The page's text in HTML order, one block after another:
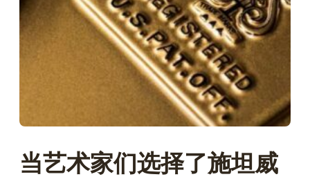
当艺术家们选择了施坦威